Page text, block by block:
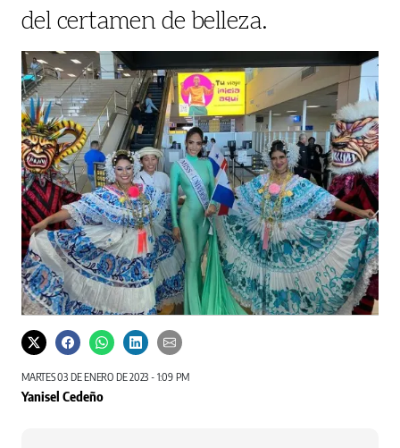
del certamen de belleza.
MARTES 03 DE ENERO DE 2023 - 1:09 PM
Yanisel Cedeño